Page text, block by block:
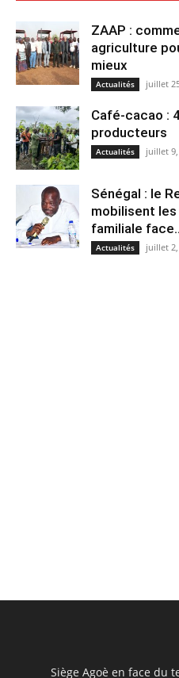
ZAAP :
agriculture
mieux
Actualités juillet
Café-cacao :
producteurs
Actualités juillet
Sénégal : le
mobilisent les
familiale
Actualités juillet
Siège Agoè en face du